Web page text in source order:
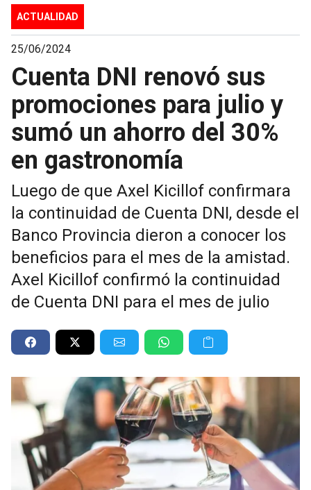
ACTUALIDAD
25/06/2024
Cuenta DNI renovó sus
promociones para julio y
sumó un ahorro del 30%
en gastronomía
Luego de que Axel Kicillof confirmara
la continuidad de Cuenta DNI, desde el
Banco Provincia dieron a conocer los
beneficios para el mes de la amistad.
Axel Kicillof confirmó la continuidad
de Cuenta DNI para el mes de julio